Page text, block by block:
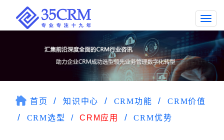
首页 知识中心 CRM功能
CRM价值
CRM选型
CRM应用 CRM优势